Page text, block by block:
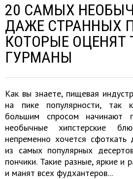
20 САМЫХ
ДАЖЕ СТРАННЫХ
КОТОРЫЕ ОЦЕНЯТ
ГУРМАНЫ
Как вы знаете, пищевая
на пике популярности,
большим спросом начинают
необычные хипстерские
непременно хочется
из самых популярных
пончики. Такие разные, яркие и
и манят всех фудхантеров...